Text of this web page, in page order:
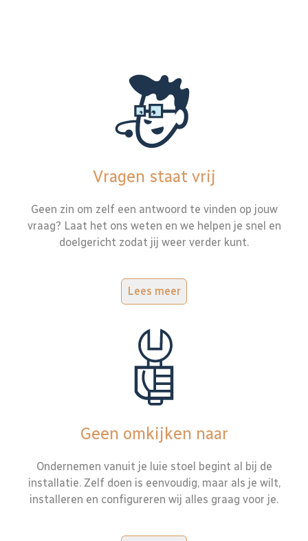
Vragen staat vrij
Geen zin om zelf een antwoord te vinden op jouw
vraag? Laat het ons weten en we helpen je snel en
doelgericht zodat jij weer verder kunt.
Lees meer
Geen omkijken naar
Ondernemen vanuit je luie stoel begint al bij de
installatie. Zelf doen is eenvoudig, maar als je wilt,
installeren en configureren wij alles graag voor je.